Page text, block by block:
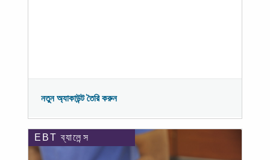
নতুন অ্যাকাউন্ট তৈরি করুন
EBT ব্যালেন্স